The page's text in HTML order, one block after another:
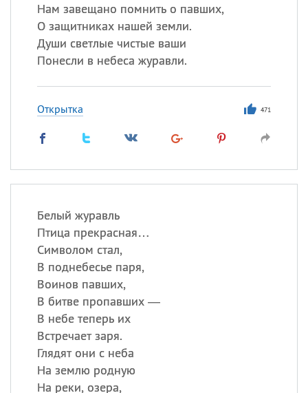
Нам завещано помнить о павших,
О защитниках нашей земли.
Души светлые чистые ваши
Понесли в небеса журавли.
Открытка 471
Белый журавль
Птица прекрасная…
Символом стал,
В поднебесье паря,
Воинов павших,
В битве пропавших —
В небе теперь их
Встречает заря.
Глядят они с неба
На землю родную
На реки, озера,